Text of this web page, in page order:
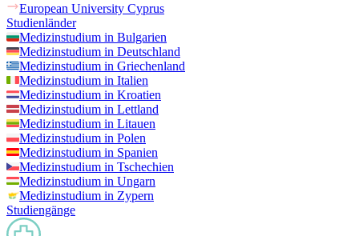
European University Cyprus
Studienländer
Medizinstudium in Bulgarien
Medizinstudium in Deutschland
Medizinstudium in Griechenland
Medizinstudium in Italien
Medizinstudium in Kroatien
Medizinstudium in Lettland
Medizinstudium in Litauen
Medizinstudium in Polen
Medizinstudium in Spanien
Medizinstudium in Tschechien
Medizinstudium in Ungarn
Medizinstudium in Zypern
Studiengänge